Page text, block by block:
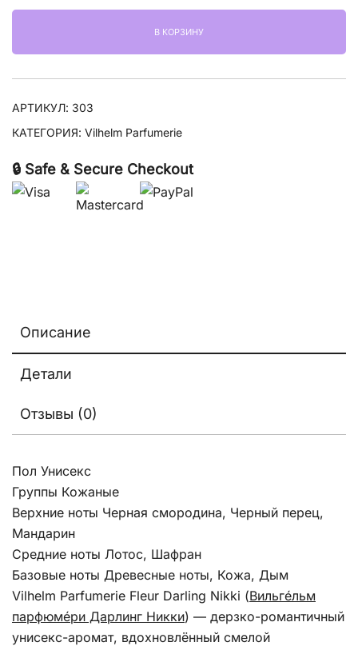
Darling
Nikki
В КОРЗИНУ
АРТИКУЛ: 303
КАТЕГОРИЯ: Vilhelm Parfumerie
🔒 Safe & Secure Checkout
Описание
Детали
Отзывы (0)
Пол Унисекс
Группы Кожаные
Верхние ноты Черная смородина, Черный перец,
Мандарин
Средние ноты Лотос, Шафран
Базовые ноты Древесные ноты, Кожа, Дым
Vilhelm Parfumerie Fleur Darling Nikki (Вильгéльм
парфюмéри Дарлинг Никки) — дерзко-романтичный
унисекс-аромат, вдохновлённый смелой